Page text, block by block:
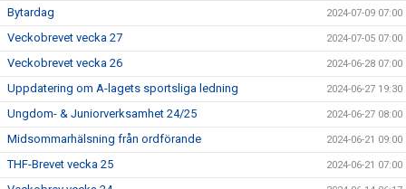
Bytardag 2024-07-09 07:00
Veckobrevet vecka 27 2024-07-05 07:00
Veckobrevet vecka 26 2024-06-28 07:00
Uppdatering om A-lagets sportsliga ledning 2024-06-27 19:30
Ungdom- & Juniorverksamhet 24/25 2024-06-27 08:00
Midsommarhälsning från ordförande 2024-06-21 09:00
THF-Brevet vecka 25 2024-06-21 07:00